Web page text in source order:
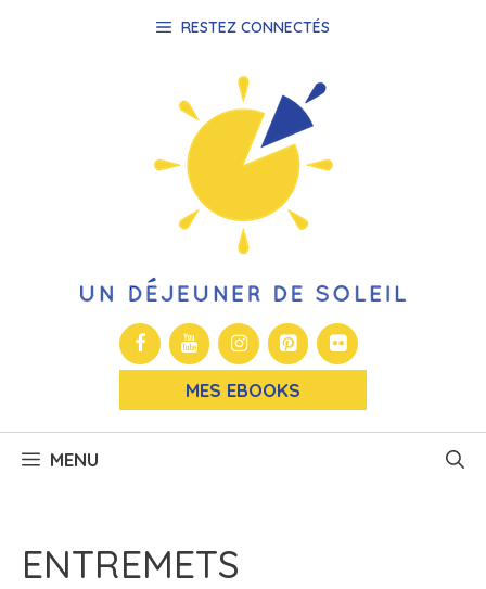
RESTEZ CONNECTÉS
MES EBOOKS
MENU
ENTREMETS